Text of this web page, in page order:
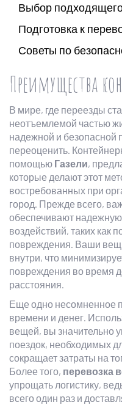
Выбор
Подготовка к
Советы по
Преимущества
В мире, где переезды
неотъемлемой частью
надежной и безопасной
переоценить.
помощью Газели,
которые делают этот
востребованных при
город. Прежде всего,
обеспечивают
воздействий, таких как
повреждения. Ваши
внутри, что
повреждения во время
расстояния.
Еще одно несомненное
времени и денег.
вещей, вы значительно
поездок, необходимых
сокращает затраты на
Более того, перевозка
упрощать логистику,
всего один раз и